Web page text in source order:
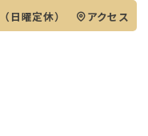
曜定休） アクセス